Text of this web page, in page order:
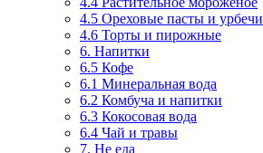
4.5 Ореховые пасты и урбечи
4.6 Торты и пирожные
6. Напитки
6.5 Кофе
6.1 Минеральная вода
6.2 Комбуча и напитки
6.3 Кокосовая вода
6.4 Чай и травы
7. Не еда